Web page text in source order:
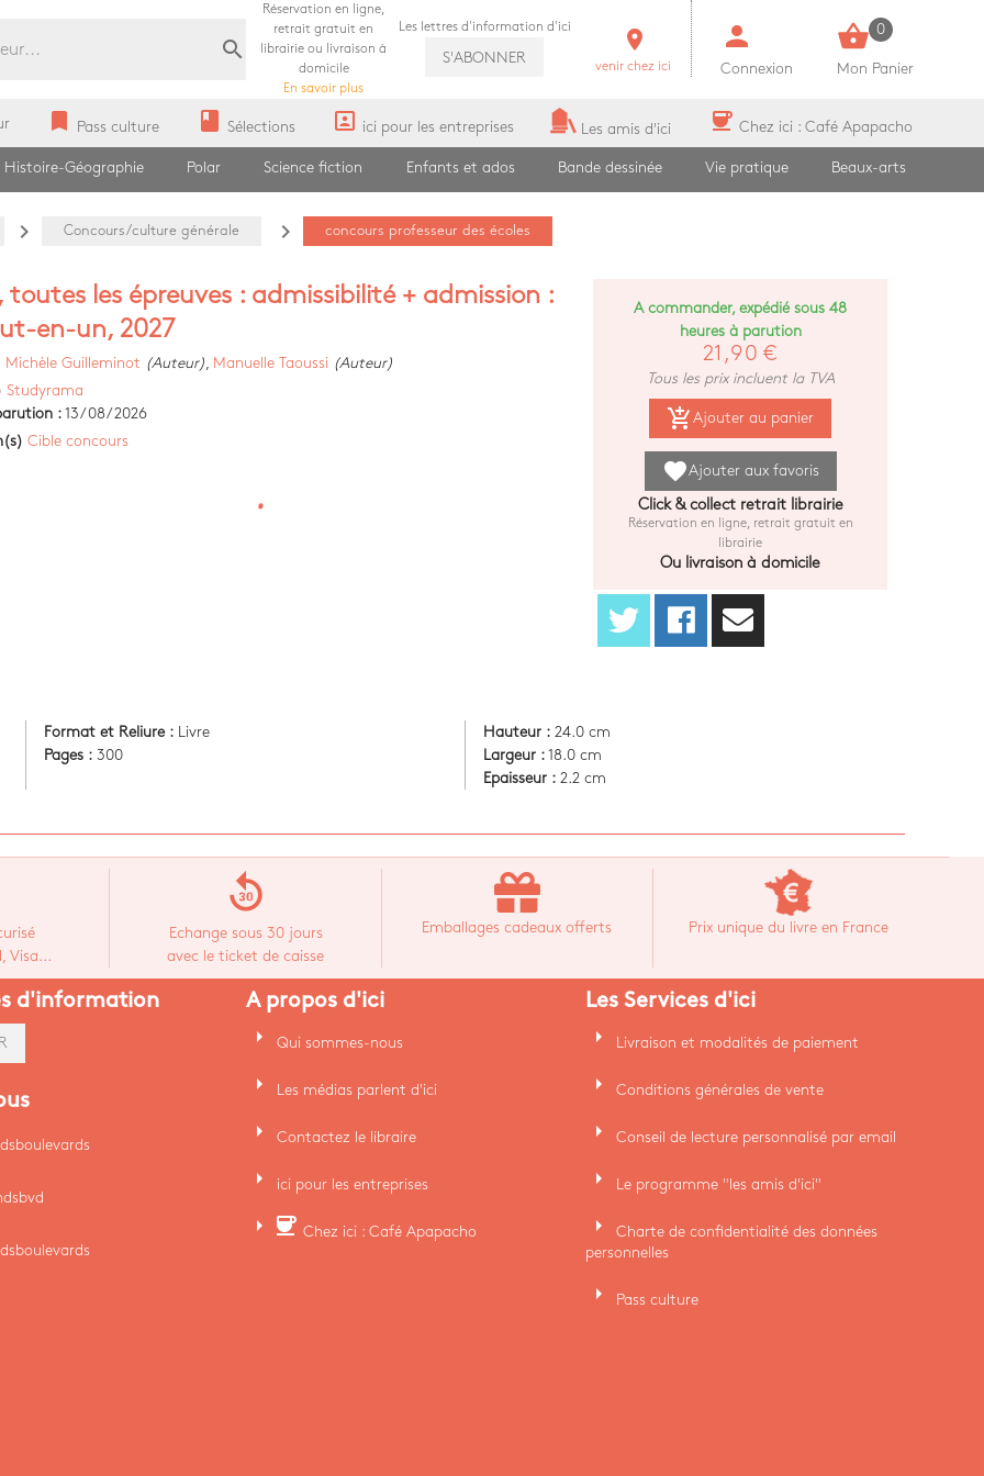
search
Réservation en ligne,
retrait gratuit en
librairie ou livraison à
domicile
En savoir plus
Les lettres d'information d'ici
S'ABONNER
room
venir chez ici
person
Connexion
shopping_basket 0
Mon Panier
bookmark Pass culture book Sélections portrait ici pour les entreprises Les amis d'ici coffee Chez ici : Café Apapacho
Histoire-Géographie Polar Science fiction Enfants et ados Bande dessinée Vie pratique Beaux-arts
navigate_next Concours/culture générale navigate_next concours professeur des écoles
toutes les épreuves : admissibilité + admission :
en-un, 2027
Michèle Guilleminot (Auteur) Manuelle Taoussi (Auteur)
Studyrama
: 13/08/2026
Cible concours
A commander, expédié sous 48
heures à parution
21,90 €
Tous les prix incluent la TVA
add_shopping_cart Ajouter au panier
favoriteAjouter aux favoris
Click & collect retrait librairie
Réservation en ligne, retrait gratuit en
librairie
Ou livraison à domicile
Format et Reliure :
Livre
Pages : 300
Hauteur : 24.0 cm
Largeur : 18.0 cm
Epaisseur : 2.2 cm
Visa...
replay_30
Echange sous 30 jours
avec le ticket de caisse
Emballages cadeaux offerts Prix unique du livre en France
d'information A propos d'ici
arrow_right Qui sommes-nous
arrow_right Les médias parlent d'ici
arrow_right Contactez le libraire
arrow_right ici pour les entreprises
arrow_right coffee Chez ici : Café Apapacho
Les Services d'ici
arrow_right Livraison et modalités de paiement
arrow_right Conditions générales de vente
arrow_right Conseil de lecture personnalisé par email
arrow_right Le programme "les amis d'ici"
arrow_right
Charte de confidentialité des données
personnelles
arrow_right Pass culture